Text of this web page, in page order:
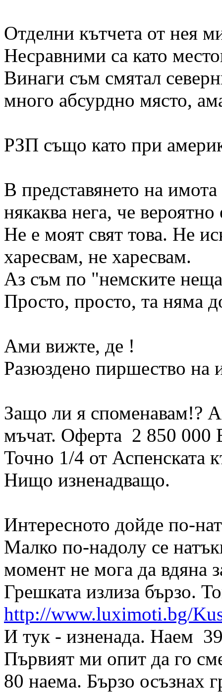
Отделни кътчета от нея
Несравними са като
Винаги съм смятал
много абсурдно място,
РЗП също като при
В представянето на
някаква нега, че
Не е моят свят това. Не
харесвам, не харесвам.
Аз съм по "немските
Просто, просто, та няма
Ами вижте, де !
Разюздено пиршество на
Защо ли я споменавам!?
мъчат. Оферта 2 850 000
Точно 1/4 от Аспенската
Нищо изненадващо.
Интересното дойде по-
Малко по-надолу се
момент не мога да вдяна
Грешката излиза бързо.
http://www.luximoti.bg/
И тук - изненада. Наем
Първият ми опит да го
80 наема. Бързо осъзнах